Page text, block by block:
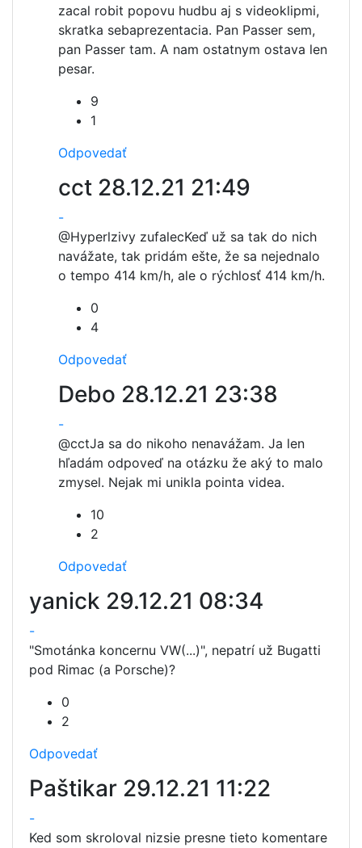
zacal robit popovu hudbu aj s videoklipmi,
skratka sebaprezentacia. Pan Passer sem,
pan Passer tam. A nam ostatnym ostava len
pesar.
9
1
Odpovedať
cct 28.12.21 21:49
-
@Hyperlzivy zufalecKeď už sa tak do nich
navážate, tak pridám ešte, že sa nejednalo
o tempo 414 km/h, ale o rýchlosť 414 km/h.
0
4
Odpovedať
Debo 28.12.21 23:38
-
@cctJa sa do nikoho nenavážam. Ja len
hľadám odpoveď na otázku že aký to malo
zmysel. Nejak mi unikla pointa videa.
10
2
Odpovedať
yanick 29.12.21 08:34
-
"Smotánka koncernu VW(...)", nepatrí už Bugatti
pod Rimac (a Porsche)?
0
2
Odpovedať
Paštikar 29.12.21 11:22
-
Ked som skroloval nizsie presne tieto komentare